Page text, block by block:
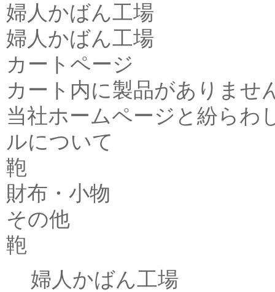
婦人かばん工場
婦人かばん工場
カートページ
カート内に製品がありませ
当社ホームページと紛らわ
ルについて
鞄
財布・小物
その他
鞄
婦人かばん工場